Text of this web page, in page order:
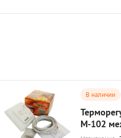
В наличии
M-102